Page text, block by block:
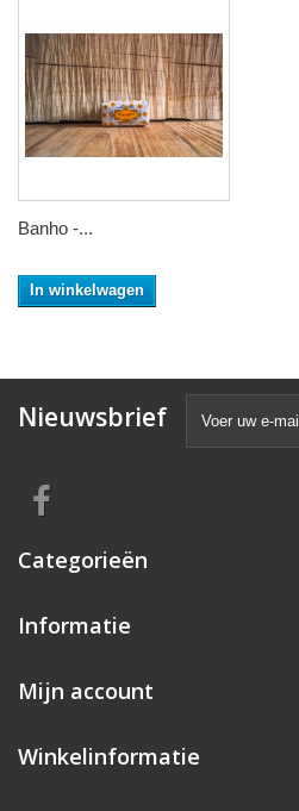
Banho -...
In winkelwagen
Nieuwsbrief
Categorieën
Informatie
Mijn account
Winkelinformatie